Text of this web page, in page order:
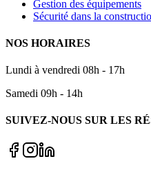
Gestion des équipements
Sécurité dans la
NOS HORAIRES
Lundi à vendredi 08h - 17h
Samedi 09h - 14h
SUIVEZ-NOUS SUR LES